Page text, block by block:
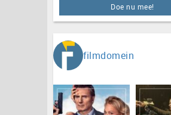
Doe nu mee!
filmdomein